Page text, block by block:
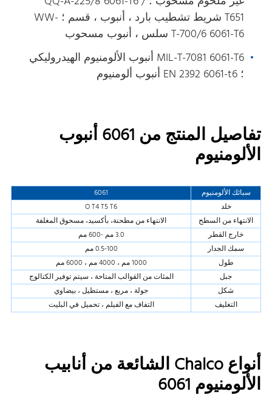
T651 شريط تشطيب بارد ، أنبوب ، قسم ؛ WW-
T-700/6 6061-T6 سلس ، أنبوب مسحوب
MIL-T-7081 6061-T6 أنبوب الألومنيوم الهيدروليكي
؛ EN 2392 6061-t6 أنبوب ألومنيوم
تفاصيل المنتج من 6061 أنبوب
الألومنيوم
سبائك الألومنيوم
6061
خلد
O T4 T5 T6
الانتهاء من السطح
الانتهاء من مطحنة، بأكسيد، مسحوق المغلفة
خارج القطر
3.0 مم -600 مم
سمك الجدار
0.5-100 مم
طول
1000 مم ، 4000 مم ، 6000 مم
جبل
المئات من القوالب المتاحة ، سيتم توفير الكتالوج
شكل
جولة ، مربع ، مستطيل ، بيضاوي
التغليف
التفاف مع الفيلم ، تحميل في البليت
أنواع Chalco الشائعة من أنابيب
الألومنيوم 6061